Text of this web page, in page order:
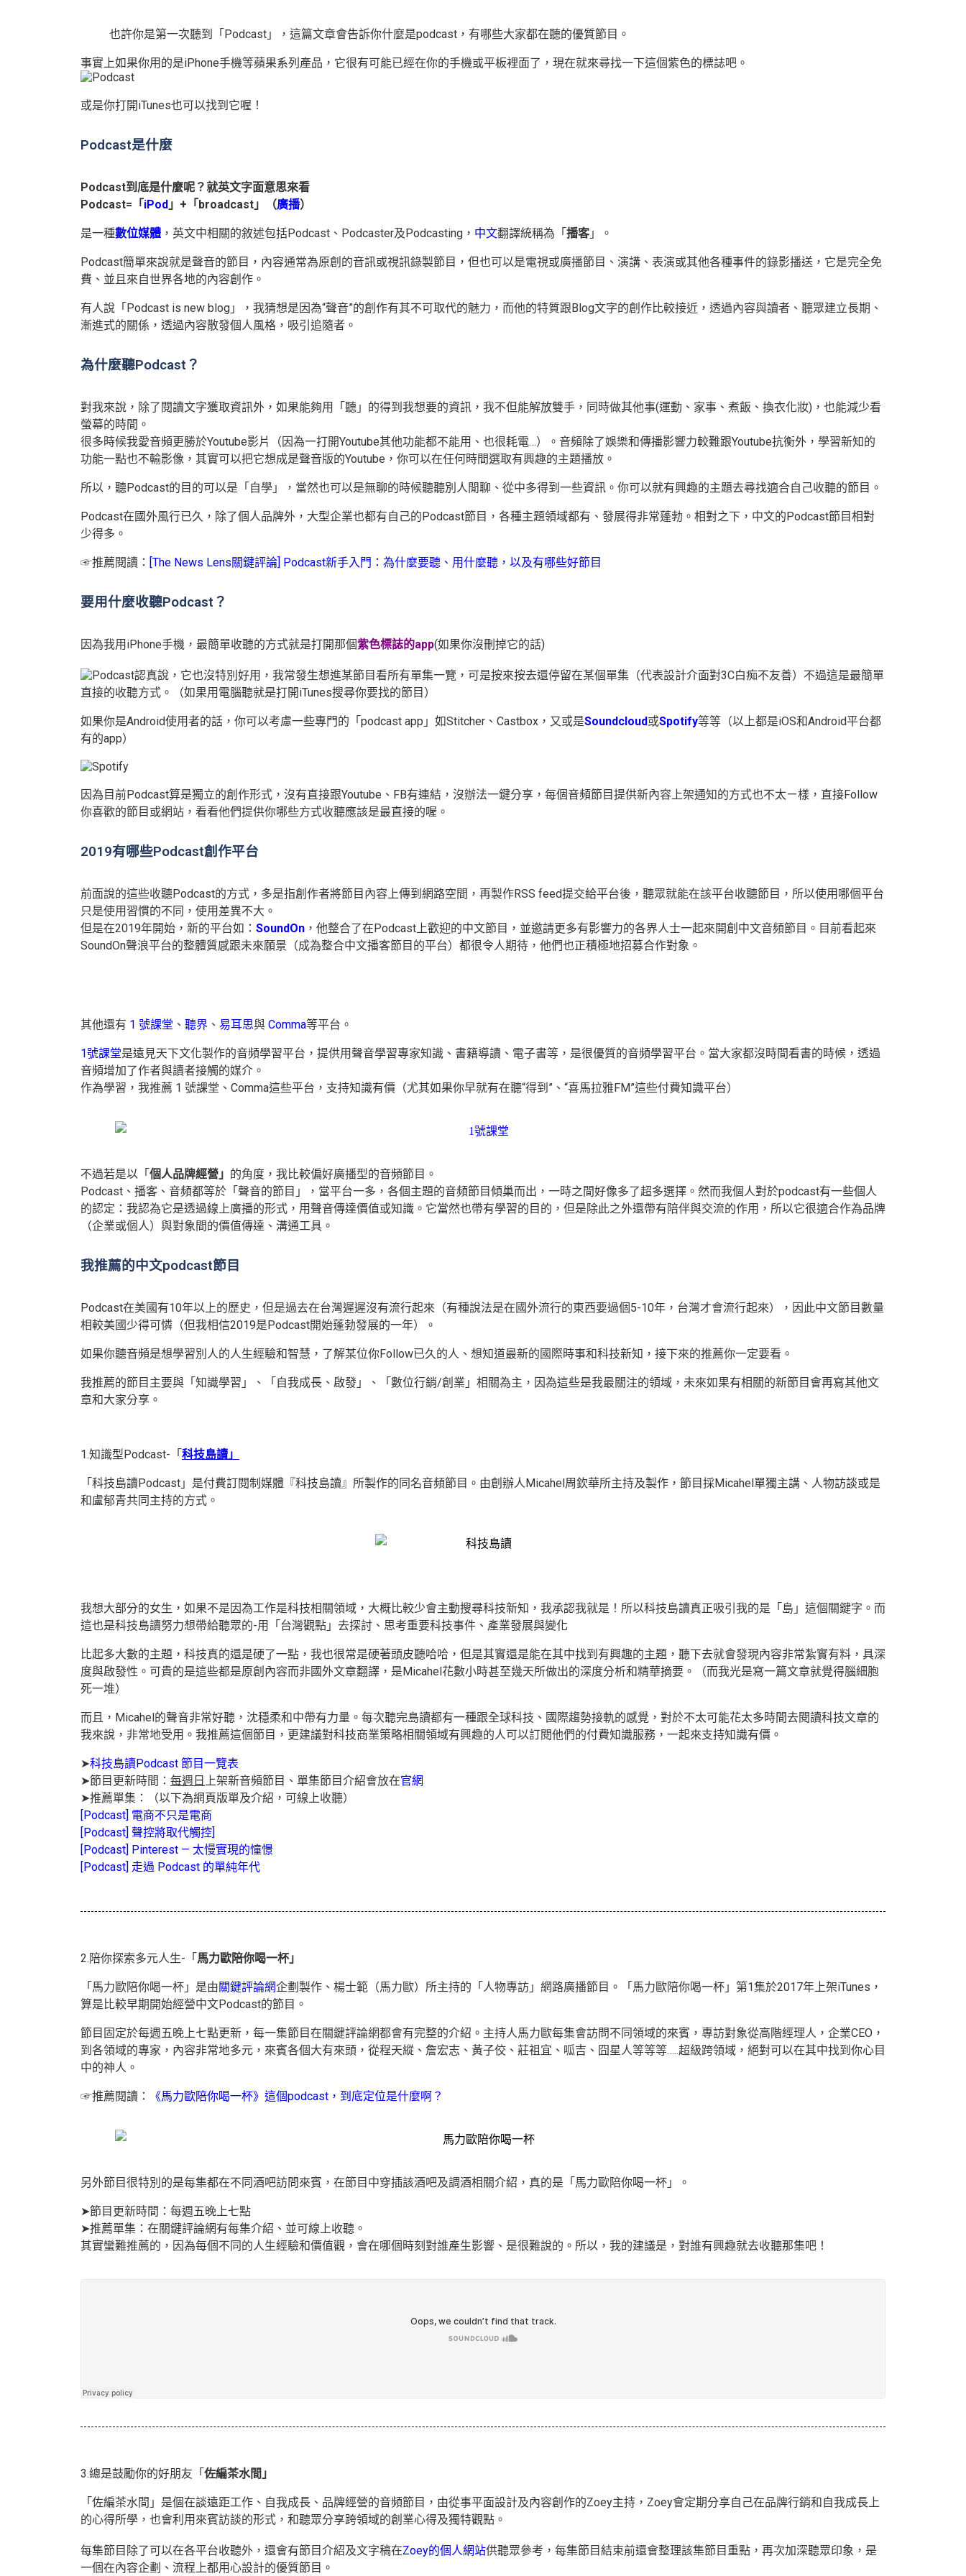
也許你是第一次聽到「Podcast」，這篇文章會告訴你什麼是podcast，有哪些大家都在聽的優質節目。
事實上如果你用的是iPhone手機等蘋果系列產品，它很有可能已經在你的手機或平板裡面了，現在就來尋找一下這個紫色的標誌吧。
或是你打開iTunes也可以找到它喔！
Podcast是什麼
Podcast到底是什麼呢？就英文字面意思來看
Podcast=「 iPod 」+「broadcast」（廣播）
是一種數位媒體 ，英文中相關的敘述包括Podcast、Podcaster及Podcasting， 中文翻譯統稱為「 播客 」。
Podcast簡單來說就是聲音的節目， 內容通常為原創的音訊或視訊錄製節目，但也可以是電視或廣播節目、演講、表演或其他各種事件的錄影播送，它是完全免
費、並且來自世界各地的內容創作。
有人說「Podcast is new blog」，我猜想是因為“聲音”的創作有其不可取代的魅力，而他的特質跟Blog文字的創作比較接近，透過內容與讀者、聽眾建立長期、
漸進式的關係，透過內容散發個人風格，吸引追隨者。
為什麼聽Podcast？
對我來說，除了閱讀文字獲取資訊外，如果能夠用「聽」的得到我想要的資訊，我不但能解放雙手，同時做其他事(運動、家事、煮飯、換衣化妝)，也能減少看
螢幕的時間。
很多時候我愛音頻更勝於Youtube影片（因為一打開Youtube其他功能都不能用、也很耗電…）。音頻除了娛樂和傳播影響力較難跟Youtube抗衡外，學習新知的
功能一點也不輸影像，其實可以把它想成是聲音版的Youtube， 你可以在任何時間選取有興趣的主題播放。
所以，聽Podcast的目的可以是「自學」，當然也可以是無聊的時候聽聽別人閒聊、從中多得到一些資訊。你可以就有興趣的主題去尋找適合自己收聽的節目。
Podcast在國外風行已久，除了個人品牌外，大型企業也都有自己的Podcast節目，各種主題領域都有、發展得非常蓬勃。相對之下，中文的Podcast節目相對
少得多。
☞推薦閱讀： [The News Lens關鍵評論] Podcast新手入門：為什麼要聽、用什麼聽，以及有哪些好節目
要用什麼收聽Podcast？
因為我用iPhone手機，最簡單收聽的方式就是打開那個紫色標誌的app(如果你沒刪掉它的話)
認真說，它也沒特別好用，我常發生想進某節目看所有單集一覽，可是按來按去還停留在某個單集（代表設計介面對3C白痴不友善）不過這是最簡單
直接的收聽方式。（如果用電腦聽就是打開iTunes搜尋你要找的節目）
如果你是Android使用者的話，你可以考慮一些專門的「podcast app」如Stitcher 、 Castbox ，又或是Soundcloud或Spotify等等（以上都是iOS和Android平台都
有的app）
因為目前Podcast算是獨立的創作形式，沒有直接跟Youtube、FB有連結，沒辦法一鍵分享，每個音頻節目提供新內容上架通知的方式也不太ㄧ樣，直接Follow
你喜歡的節目或網站，看看他們提供你哪些方式收聽應該是最直接的喔。
2019有哪些Podcast創作平台
前面說的這些收聽Podcast的方式，多是指創作者將節目內容上傳到網路空間，再製作RSS feed提交給平台後，聽眾就能在該平台收聽節目，所以使用哪個平台
只是使用習慣的不同，使用差異不大。
但是在2019年開始，新的平台如： SoundOn ，他整合了在Podcast上歡迎的中文節目，並邀請更多有影響力的各界人士一起來開創中文音頻節目。目前看起來
SoundOn聲浪平台的整體質感跟未來願景（成為整合中文播客節目的平台）都很令人期待，他們也正積極地招募合作對象。
其他還有 1 號課堂 、 聽界 、 易耳思與 Comma等平台。
1號課堂是遠見天下文化製作的音頻學習平台，提供用聲音學習專家知識、書籍導讀、電子書等，是很優質的音頻學習平台。當大家都沒時間看書的時候，透過
音頻增加了作者與讀者接觸的媒介。
作為學習，我推薦 1 號課堂、Comma這些平台，支持知識有價（尤其如果你早就有在聽“得到”、“喜馬拉雅FM”這些付費知識平台）
不過若是以「 個人品牌經營」 的角度，我比較偏好廣播型的音頻節目。
Podcast、播客、音頻都等於「聲音的節目」，當平台一多，各個主題的音頻節目傾巢而出，一時之間好像多了超多選擇。然而我個人對於podcast有一些個人
的認定：我認為它是透過線上廣播的形式，用聲音傳達價值或知識。它當然也帶有學習的目的，但是除此之外還帶有陪伴與交流的作用，所以它很適合作為品牌
（企業或個人）與對象間的價值傳達、溝通工具。
我推薦的中文podcast節目
Podcast在美國有10年以上的歷史，但是過去在台灣遲遲沒有流行起來（有種說法是在國外流行的東西要過個5-10年，台灣才會流行起來），因此中文節目數量
相較美國少得可憐（但我相信2019是Podcast開始蓬勃發展的一年）。
如果你聽音頻是想學習別人的人生經驗和智慧，了解某位你Follow已久的人、想知道最新的國際時事和科技新知，接下來的推薦你一定要看。
我推薦的節目主要與「知識學習」、「自我成長、啟發」、「數位行銷/創業」相關為主，因為這些是我最關注的領域，未來如果有相關的新節目會再寫其他文
章和大家分享。
1.知識型Podcast-「 科技島讀」
「科技島讀Podcast」是付費訂閱制媒體『科技島讀』所製作的同名音頻節目。由創辦人Micahel周欽華所主持及製作，節目採Micahel單獨主講、人物訪談或是
和盧郁青共同主持的方式。
我想大部分的女生，如果不是因為工作是科技相關領域，大概比較少會主動搜尋科技新知，我承認我就是！所以科技島讀真正吸引我的是「島」這個關鍵字。而
這也是科技島讀努力想帶給聽眾的-用「台灣觀點」去探討、思考重要科技事件、產業發展與變化
比起多大數的主題，科技真的還是硬了一點，我也很常是硬著頭皮聽哈哈，但是其實還是能在其中找到有興趣的主題，聽下去就會發現內容非常紮實有料，具深
度與啟發性。可貴的是這些都是原創內容而非國外文章翻譯，是Micahel花數小時甚至幾天所做出的深度分析和精華摘要。（而我光是寫一篇文章就覺得腦細胞
死一堆）
而且， Micahel的聲音非常好聽，沈穩柔和中帶有力量。每次聽完島讀都有一種跟全球科技、國際趨勢接軌的感覺，對於不太可能花太多時間去閱讀科技文章的
我來說，非常地受用。我推薦這個節目，更建議對科技商業策略相關領域有興趣的人可以訂閱他們的付費知識服務，一起來支持知識有價。
➤科技島讀Podcast 節目一覽表
➤節目更新時間： 每週日 上架新音頻節目、單集節目介紹會放在官網
➤推薦單集：（以下為網頁版單及介紹，可線上收聽）
[Podcast] 電商不只是電商
[Podcast] 聲控將取代觸控]
[Podcast] Pinterest — 太慢實現的憧憬
[Podcast] 走過 Podcast 的單純年代
2.陪你探索多元人生-「 馬力歐陪你喝一杯」
「馬力歐陪你喝一杯」是由關鍵評論網企劃製作、楊士範（馬力歐）所主持的「人物專訪」網路廣播節目。「馬力歐陪你喝一杯」第1集於2017年上架iTunes，
算是比較早期開始經營中文Podcast的節目。
節目固定於每週五晚上七點更新，每一集節目在關鍵評論網都會有完整的介紹。 主持人馬力歐每集會訪問不同領域的來賓，專訪對象從高階經理人，企業CEO，
到各領域的專家，內容非常地多元，來賓各個大有來頭， 從程天縱、詹宏志、黃子佼、莊祖宜、呱吉、囧星人等等等…..超級跨領域，絕對可以在其中找到你心目
中的神人。
☞推薦閱讀： 《馬力歐陪你喝一杯》這個podcast，到底定位是什麼啊？
另外節目很特別的是每集都在不同酒吧訪問來賓，在節目中穿插該酒吧及調酒相關介紹，真的是「馬力歐陪你喝一杯」。
➤節目更新時間： 每週五晚上七點
➤推薦單集：在關鍵評論網有每集介紹、並可線上收聽。
其實蠻難推薦的，因為每個不同的人生經驗和價值觀，會在哪個時刻對誰產生影響、是很難說的。所以，我的建議是，對誰有興趣就去收聽那集吧！
3.總是鼓勵你的好朋友「 佐編茶水間」
「佐編茶水間」是個在談遠距工作、自我成長、品牌經營的音頻節目，由從事平面設計及內容創作的Zoey主持，Zoey會定期分享自己在品牌行銷和自我成長上
的心得所學，也會利用來賓訪談的形式，和聽眾分享跨領域的創業心得及獨特觀點。
每集節目除了可以在各平台收聽外，還會有節目介紹及文字稿在Zoey的個人網站供聽眾參考，每集節目結束前還會整理該集節目重點，再次加深聽眾印象，是
一個在內容企劃、流程上都用心設計的優質節目。